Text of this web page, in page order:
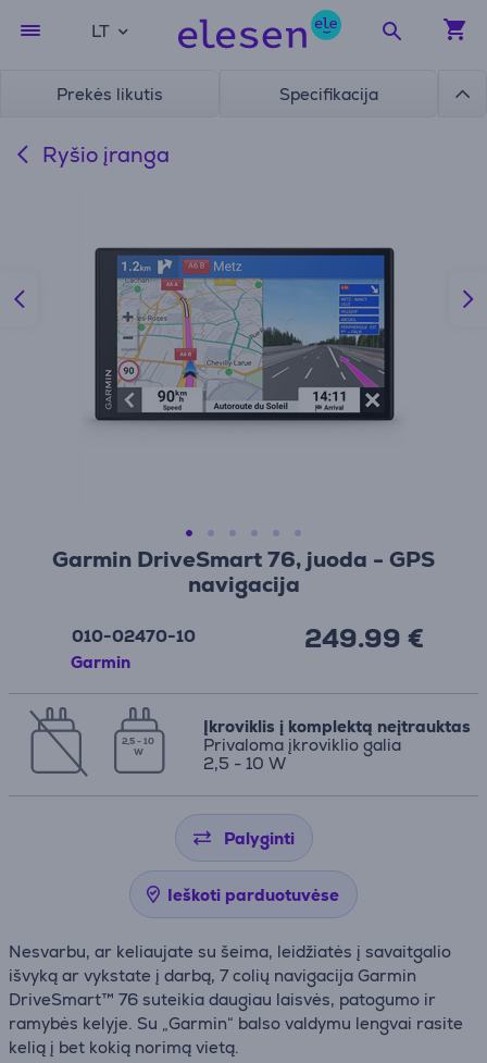
LT
Prekės likutis Specifikacija
Ryšio įranga
Garmin DriveSmart 76, juoda - GPS
navigacija
010-02470-10
Garmin
249.99 €
2,5 - 10
W
Įkroviklis į komplektą neįtrauktas
Privaloma įkroviklio galia
2,5 - 10 W
Palyginti
Ieškoti parduotuvėse
Nesvarbu, ar keliaujate su šeima, leidžiatės į savaitgalio
išvyką ar vykstate į darbą, 7 colių navigacija Garmin
DriveSmart™ 76 suteikia daugiau laisvės, patogumo ir
ramybės kelyje. Su „Garmin“ balso valdymu lengvai rasite
kelią į bet kokią norimą vietą.